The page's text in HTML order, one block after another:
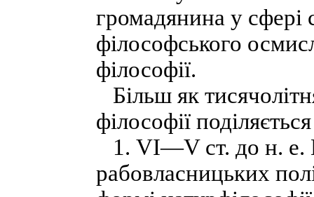
громадянина у сфері
філософського
філософії.
Більш як
філософії
1. VI—V ст. до н. е.
рабовласницьких